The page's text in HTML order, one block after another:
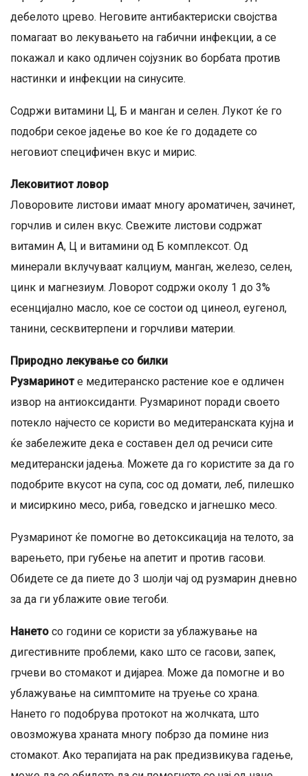
дебелото црево. Неговите антибактериски својства
помагаат во лекувањето на габични инфекции, а се
покажал и како одличен сојузник во борбата против
настинки и инфекции на синусите.
Содржи витамини Ц, Б и манган и селен. Лукот ќе го
подобри секое јадење во кое ќе го додадете со
неговиот специфичен вкус и мирис.
Лековитиот ловор
Ловоровите листови имаат многу ароматичен, зачинет,
горчлив и силен вкус. Свежите листови содржат
витамин А, Ц и витамини од Б комплексот. Од
минерали вклучуваат калциум, манган, железо, селен,
цинк и магнезиум. Ловорот содржи околу 1 до 3%
есенцијално масло, кое се состои од цинеол, еугенол,
танини, сесквитерпени и горчливи материи.
Природно лекување со билки
Рузмариноте медитеранско растение кое е одличен
извор на антиоксиданти. Рузмаринот поради своето
потекло најчесто се користи во медитеранската кујна и
ќе забележите дека е составен дел од речиси сите
медитерански јадења. Можете да го користите за да го
подобрите вкусот на супа, сос од домати, леб, пилешко
и мисиркино месо, риба, говедско и јагнешко месо.
Рузмаринот ќе помогне во детоксикација на телото, за
варењето, при губење на апетит и против гасови.
Обидете се да пиете до 3 шолји чај од рузмарин дневно
за да ги ублажите овие тегоби.
Нането со години се користи за ублажување на
дигестивните проблеми, како што се гасови, запек,
грчеви во стомакот и дијареа. Може да помогне и во
ублажување на симптомите на труење со храна.
Нането го подобрува протокот на жолчката, што
овозможува храната многу побрзо да помине низ
стомакот. Ако терапијата на рак предизвикува гадење,